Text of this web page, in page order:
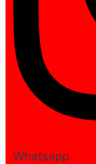
Whatsapp